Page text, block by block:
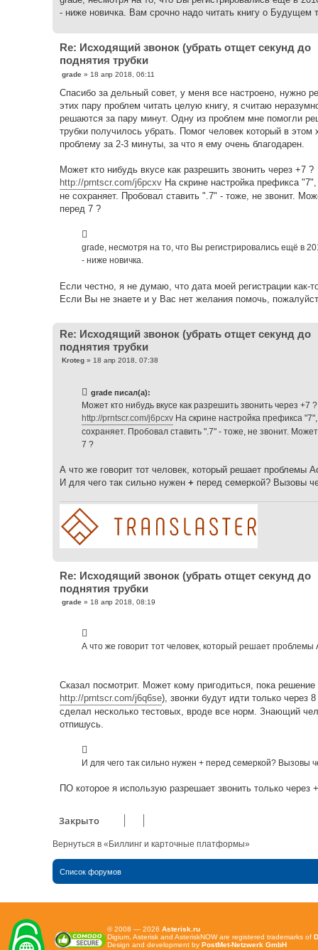
- ниже новичка. Вам срочно надо читать книгу о Будущем
Re: Исходящий звонок (убрать отщет секунд до
поднятия трубки
С
о
щ
е
н
и
е
grade» 18 апр 2018, 06:11
Спасибо за дельный совет, у меня все настроено, нужно
этих пару проблем читать целую книгу, я считаю
решаются за пару минут. Одну из проблем мне помогли
трубки получилось убрать. Помог человек который в
проблему за 2-3 минуты, за что я ему очень благодарен.
Может кто нибудь вкусе как разрешить звонить через +7 ?
http://prntscr.com/j6pcxvНа скрине настройка префикса
не сохраняет. Пробовал ставить ".7" - тоже, не звонит.
перед 7 ?
grade, несмотря на то, что Вы регистрировались ещё в
- ниже новичка.
Если честно, я не думаю, что дата моей регистрации как-
Если Вы не знаете и у Вас нет желания помочь,
Re: Исходящий звонок (убрать отщет секунд до
поднятия трубки
СKroteg» 18 апр 2018, 07:38
grade писал(а):
Может кто нибудь вкусе как разрешить звонить через +7 ?
http://prntscr.com/j6pcxvНа скрине настройка префикса
сохраняет. Пробовал ставить ".7" - тоже, не звонит.
7 ?
А что же говорит тот человек, который решает проблемы
И для чего так сильно нужен + перед семеркой? Вызовы
Re: Исходящий звонок (убрать отщет секунд до
поднятия трубки
Сgrade» 18 апр 2018, 08:19
А что же говорит тот человек, который решает проблемы
Сказал посмотрит. Может кому пригодиться, пока
http://prntscr.com/j6q6se), звонки будут идти только через
сделал несколько тестовых, вроде все норм. Знающий
отпишусь.
И для чего так сильно нужен + перед семеркой? Вызовы
ПО которое я использую разрешает звонить только через
Закрыто
Вернуться в «Биллинг и карточные платформы»
Список форумов
© 2008 — 2026 Asterisk.ru
Digium, Asterisk and AsteriskNOW are registered trademarks of
Design and development by PostMet-Netzwerk GmbH